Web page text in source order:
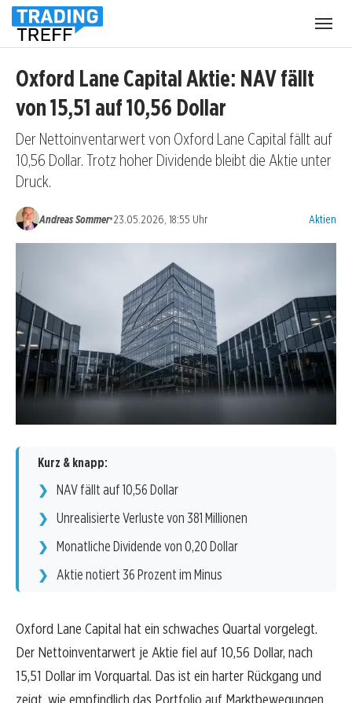
Oxford Lane Capital Aktie: NAV fällt
von 15,51 auf 10,56 Dollar
Der Nettoinventarwert von Oxford Lane Capital fällt auf
10,56 Dollar. Trotz hoher Dividende bleibt die Aktie unter
Druck.
Andreas Sommer•23.05.2026, 18:55 Uhr Aktien
Kurz & knapp:
NAV fällt auf 10,56 Dollar
Unrealisierte Verluste von 381 Millionen
Monatliche Dividende von 0,20 Dollar
Aktie notiert 36 Prozent im Minus
Oxford Lane Capital hat ein schwaches Quartal vorgelegt.
Der Nettoinventarwert je Aktie fiel auf 10,56 Dollar, nach
15,51 Dollar im Vorquartal. Das ist ein harter Rückgang und